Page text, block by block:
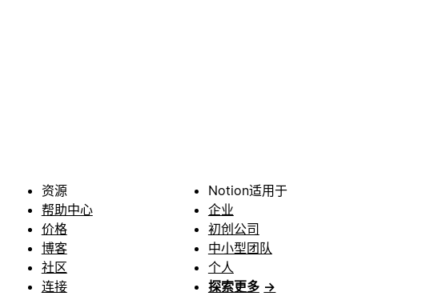
资源
帮助中心
价格
博客
社区
连接
Notion适用于
企业
初创公司
中小型团队
个人
探索更多 →